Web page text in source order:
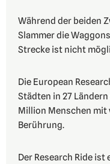
Während der beiden
Slammer die
Strecke ist nicht
Die European
Städten in 27
Million Menschen
Berührung.
Der Research Ride